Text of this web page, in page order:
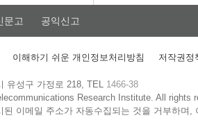
문고 공익신고
이해하기 쉬운 개인정보처리방침 저작권정
유성구 가정로 218, TEL 1466-38
Research Institute.All rights
된 이메일 주소가 자동수집되는 것을 거부하며